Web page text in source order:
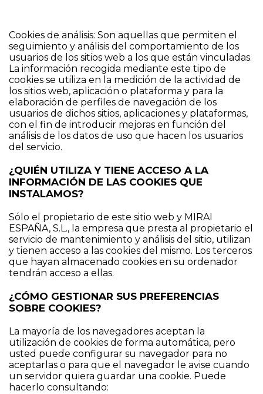
Cookies de análisis: Son aquellas que permiten el
seguimiento y análisis del comportamiento de los
usuarios de los sitios web a los que están vinculadas.
La información recogida mediante este tipo de
cookies se utiliza en la medición de la actividad de
los sitios web, aplicación o plataforma y para la
elaboración de perfiles de navegación de los
usuarios de dichos sitios, aplicaciones y plataformas,
con el fin de introducir mejoras en función del
análisis de los datos de uso que hacen los usuarios
del servicio.
¿QUIÉN UTILIZA Y TIENE ACCESO A LA
INFORMACIÓN DE LAS COOKIES QUE
INSTALAMOS?
Sólo el propietario de este sitio web y MIRAI
ESPAÑA, S.L., la empresa que presta al propietario el
servicio de mantenimiento y análisis del sitio, utilizan
y tienen acceso a las cookies del mismo. Los terceros
que hayan almacenado cookies en su ordenador
tendrán acceso a ellas.
¿CÓMO GESTIONAR SUS PREFERENCIAS
SOBRE COOKIES?
La mayoría de los navegadores aceptan la
utilización de cookies de forma automática, pero
usted puede configurar su navegador para no
aceptarlas o para que el navegador le avise cuando
un servidor quiera guardar una cookie. Puede
hacerlo consultando: